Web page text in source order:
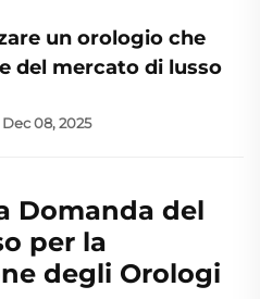
un orologio che
del mercato di lusso
Dec 08, 2025
Domanda del
per la
degli Orologi